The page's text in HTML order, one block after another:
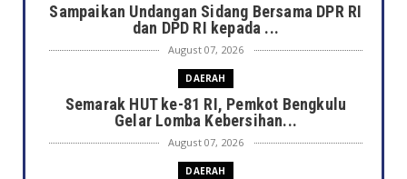
Sampaikan Undangan Sidang Bersama DPR RI
dan DPD RI kepada ...
August 07, 2026
DAERAH
Semarak HUT ke-81 RI, Pemkot Bengkulu
Gelar Lomba Kebersihan...
August 07, 2026
DAERAH